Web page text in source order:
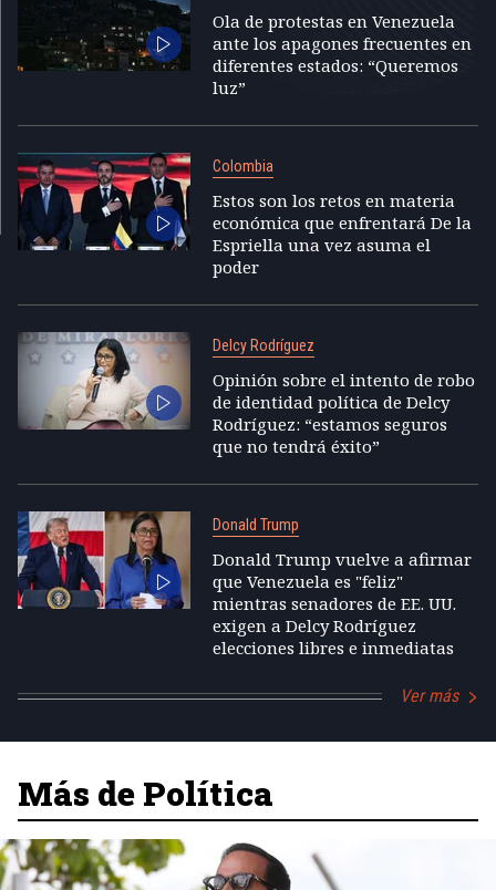
Ola de protestas en Venezuela
ante los apagones frecuentes en
diferentes estados: “Queremos
luz”
Colombia
Estos son los retos en materia
económica que enfrentará De la
Espriella una vez asuma el
poder
Delcy Rodríguez
Opinión sobre el intento de robo
de identidad política de Delcy
Rodríguez: “estamos seguros
que no tendrá éxito”
Donald Trump
Donald Trump vuelve a afirmar
que Venezuela es "feliz"
mientras senadores de EE. UU.
exigen a Delcy Rodríguez
elecciones libres e inmediatas
Ver más
Más de Política